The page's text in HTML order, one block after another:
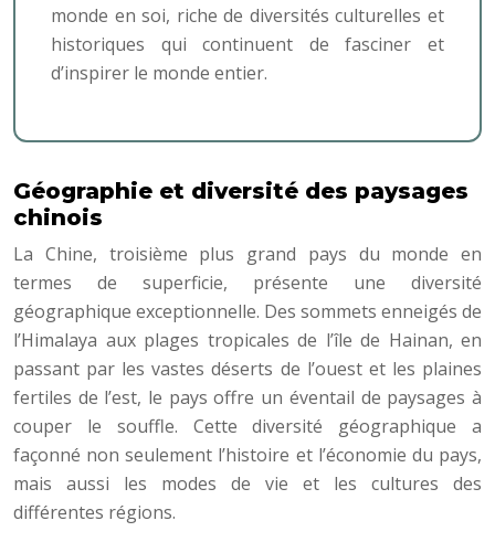
monde en soi, riche de diversités culturelles et
historiques qui continuent de fasciner et
d’inspirer le monde entier.
Géographie et diversité des paysages
chinois
La Chine, troisième plus grand pays du monde en
termes de superficie, présente une diversité
géographique exceptionnelle. Des sommets enneigés de
l’Himalaya aux plages tropicales de l’île de Hainan, en
passant par les vastes déserts de l’ouest et les plaines
fertiles de l’est, le pays offre un éventail de paysages à
couper le souffle. Cette diversité géographique a
façonné non seulement l’histoire et l’économie du pays,
mais aussi les modes de vie et les cultures des
différentes régions.